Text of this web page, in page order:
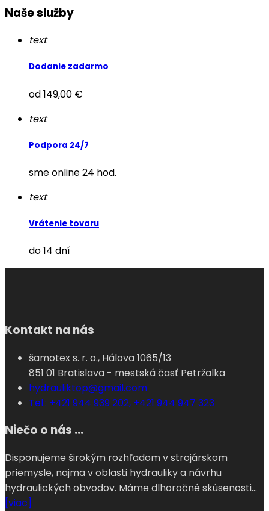
Naše služby
text
Dodanie zadarmo
od 149,00 €
text
Podpora 24/7
sme online 24 hod.
text
Vrátenie tovaru
do 14 dní
Kontakt na nás
šamotex s. r. o., Hálova 1065/13
851 01 Bratislava - mestská časť Petržalka
hydrauliktop@gmail.com
Tel.: +421 944 939 202, +421 944 947 323
Niečo o nás ...
Disponujeme širokým rozhľadom v strojárskom
priemysle, najmä v oblasti hydrauliky a návrhu
hydraulických obvodov. Máme dlhoročné skúsenosti...
[viac]